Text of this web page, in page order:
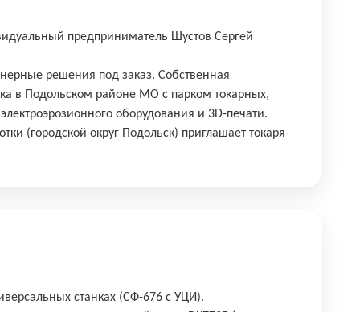
предприниматель Шустов Сергей
решения под заказ. Собственная
в Подольском районе МО с парком токарных,
оборудования и 3D-печати.
(городской округ Подольск) приглашает токаря-
станках (СФ-676 с УЦИ).